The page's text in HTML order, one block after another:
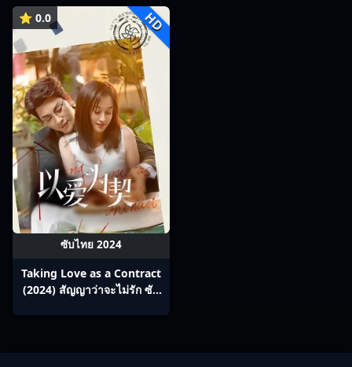
⭐ 0.0 HD
ซับไทย 2024
Taking Love as a Contract
(2024) สัญญาว่าจะไม่รัก ซับ